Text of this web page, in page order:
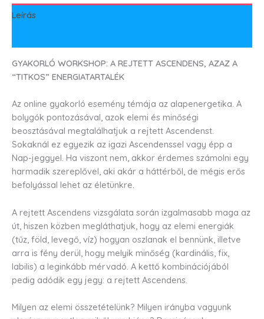
Leírás
GYAKORLÓ WORKSHOP: A REJTETT ASCENDENS, AZAZ A
“TITKOS” ENERGIATARTALÉK
Az online gyakorló esemény témája az alapenergetika. A
bolygók pontozásával, azok elemi és minőségi
beosztásával megtalálhatjuk a rejtett Ascendenst.
Sokaknál ez egyezik az igazi Ascendenssel vagy épp a
Nap-jeggyel. Ha viszont nem, akkor érdemes számolni egy
harmadik szereplővel, aki akár a háttérből, de mégis erős
befolyással lehet az életünkre.
A rejtett Ascendens vizsgálata során izgalmasabb maga az
út, hiszen közben megláthatjuk, hogy az elemi energiák
(tűz, föld, levegő, víz) hogyan oszlanak el bennünk, illetve
arra is fény derül, hogy melyik minőség (kardinális, fix,
labilis) a leginkább mérvadó. A kettő kombinációjából
pedig adódik egy jegy: a rejtett Ascendens.
Milyen az elemi összetételünk? Milyen irányba vagyunk